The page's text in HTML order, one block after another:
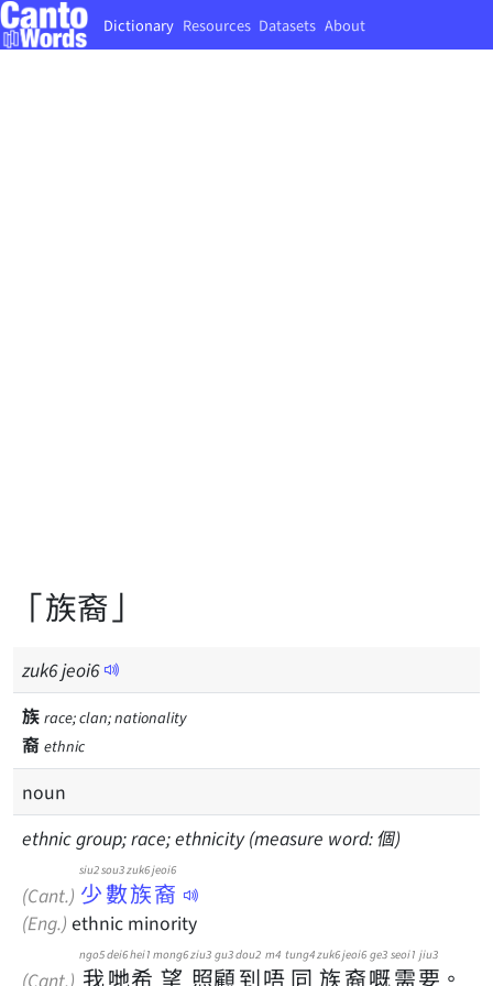
Dictionary Resources Datasets About
「族裔」
zuk6jeoi6
族 race; clan; nationality
裔 ethnic
noun
ethnic group; race; ethnicity (measure word: 個)
(Cant.) 少數族裔
siu2 sou3 zuk6 jeoi6
(Eng.) ethnic minority
(Cant.) 我
ngo5
哋
dei6
希
hei1
望
mong6
照
ziu3
顧
gu3
到
dou2
唔
m4
同
tung4
族
zuk6
裔
jeoi6
嘅
ge3
需
seoi1
要
jiu3
。